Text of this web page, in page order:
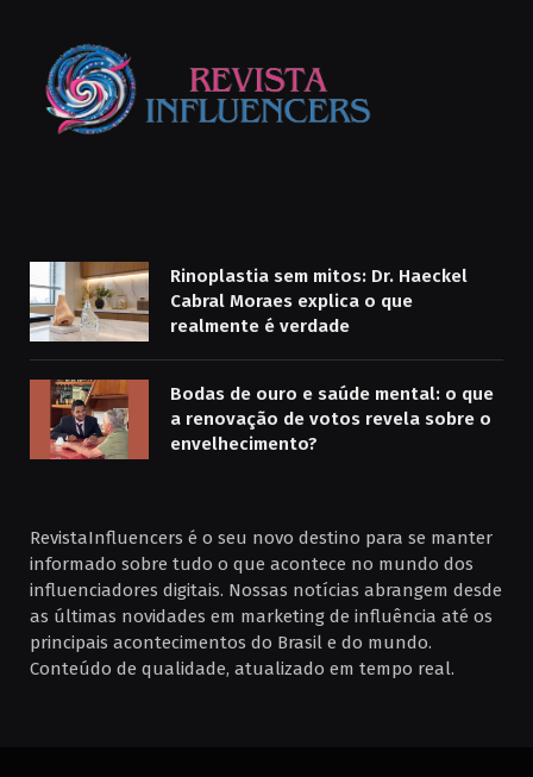
Rinoplastia sem mitos: Dr. Haeckel
Cabral Moraes explica o que
realmente é verdade
Bodas de ouro e saúde mental: o que
a renovação de votos revela sobre o
envelhecimento?
RevistaInfluencers é o seu novo destino para se manter
informado sobre tudo o que acontece no mundo dos
influenciadores digitais. Nossas notícias abrangem desde
as últimas novidades em marketing de influência até os
principais acontecimentos do Brasil e do mundo.
Conteúdo de qualidade, atualizado em tempo real.